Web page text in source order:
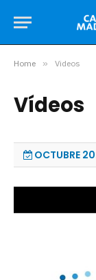
Home » Videos
Vídeos
OCTUBRE